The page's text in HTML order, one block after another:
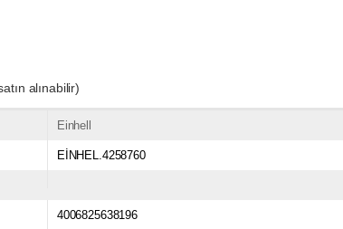
alınabilir)
Einhell
EİNHEL.4258760
4006825638196